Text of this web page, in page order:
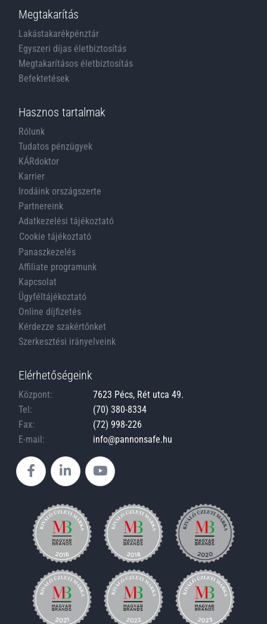
Megtakarítás
Lakástakarékpénztár
Egyszeri díjas életbiztosítás
Megtakarításos életbiztosítás
Befektetések
Hasznos tartalmak
Rólunk
Tudatos pénzügyek
KÁRdoktor
Karrier
Irodáink országszerte
Partnereink
Adatkezelési tájékoztató
Cookie tájékoztató
Panaszkezelés
Affiliate programunk
Kapcsolat
Ügyféltájékoztató
Online díjfizetés
Kérdezze szakértőnket
Szerkesztési irányelveink
Elérhetőségeink
Központ:
7623 Pécs, Rét utca 49.
Tel:
(70) 380-8334
Fax:
(72) 998-226
E-mail:
info@pannonsafe.hu